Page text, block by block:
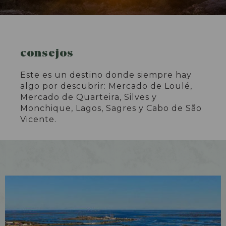
consejos
Este es un destino donde siempre hay
algo por descubrir: Mercado de Loulé,
Mercado de Quarteira, Silves y
Monchique, Lagos, Sagres y Cabo de São
Vicente.